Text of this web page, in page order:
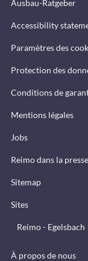
Ausbau-Ratgeber
Accessibility
Paramètres des
Protection des
Conditions de
Mentions légales
Jobs
Reimo dans la presse
Sitemap
Sites
Reimo - Egelsbach
À propos de nous